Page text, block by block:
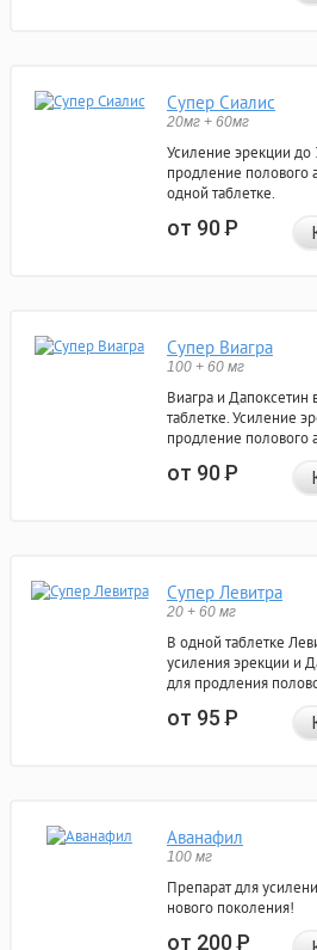
Супер Сиалис
20мг + 60мг
Усиление эрекции до
продление полового
одной таблетке.
от 90Р
Супер Виагра
100 + 60 мг
Виагра и Дапоксетин
таблетке. Усиление
продление полового
от 90Р
Супер Левитра
20 + 60 мг
В одной таблетке
усиления эрекции и
для продления
от 95Р
Аванафил
100 мг
Препарат для
нового поколения!
от 200Р